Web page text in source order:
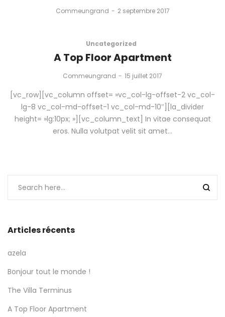
by
Commeungrand 2 septembre 2017
Uncategorized
A Top Floor Apartment
by
Commeungrand 15 juillet 2017
[vc_row][vc_column offset= »vc_col-lg-offset-2 vc_col-
lg-8 vc_col-md-offset-1 vc_col-md-10″][la_divider
height= »lg:10px; »][vc_column_text] In vitae consequat
eros. Nulla volutpat velit sit amet…
Articles récents
azela
Bonjour tout le monde !
The Villa Terminus
A Top Floor Apartment